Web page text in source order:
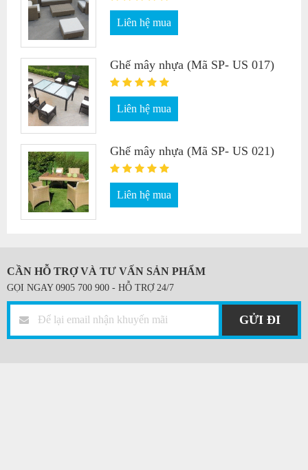
Liên hệ mua
Ghế mây nhựa (Mã SP- US 017)
Liên hệ mua
Ghế mây nhựa (Mã SP- US 021)
Liên hệ mua
CẦN HỖ TRỢ VÀ TƯ VẤN SẢN PHẨM
GỌI NGAY 0905 700 900 - HỖ TRỢ 24/7
GỬI ĐI